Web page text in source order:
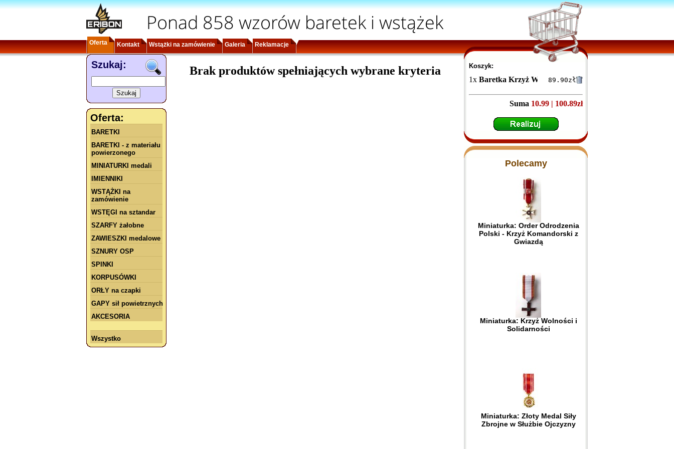
Ponad 858 wzorów baretek i wstążek
Oferta Kontakt Wstążki na zamówienie Galeria Reklamacje
Szukaj:
Oferta:
BARETKI
BARETKI - z materiału
powierzonego
MINIATURKI medali
IMIENNIKI
WSTĄŻKI na
zamówienie
WSTĘGI na sztandar
SZARFY żałobne
ZAWIESZKI medalowe
SZNURY OSP
SPINKI
KORPUSÓWKI
ORŁY na czapki
GAPY sił powietrznych
AKCESORIA
Wszystko
Brak produktów spełniających wybrane kryteria Koszyk:
1x Baretka Krzyż Warneńczyka (przypinane na pinsie)
89.90zł
Suma 10.99 | 100.89zł
Polecamy
Miniaturka: Order Odrodzenia
Polski - Krzyż Komandorski z
Gwiazdą
Miniaturka: Krzyż Wolności i
Solidarności
Miniaturka: Złoty Medal Siły
Zbrojne w Służbie Ojczyzny